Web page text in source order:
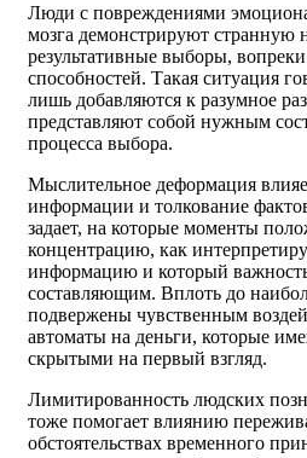
Люди с повреждениями
мозга демонстрируют странную
результативные выборы,
способностей. Такая ситуация
лишь добавляются к разумное
представляют собой нужным
процесса выбора.
Мыслительное деформация
информации и толкование
задает, на которые моменты
концентрацию, как
информацию и который
составляющим. Вплоть до
подвержены чувственным
автоматы на деньги, которые
скрытыми на первый взгляд.
Лимитированность людских
тоже помогает влиянию
обстоятельствах временного